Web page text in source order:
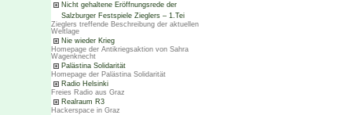
Nicht gehaltene Eröffnungsrede der
Salzburger Festspiele Zieglers – 1.Tei
Zieglers treffende Beschreibung der aktuellen
Weltlage
Nie wieder Krieg
Homepage der Antikriegsaktion von Sahra
Wagenknecht
Palästina Solidarität
Homepage der Palästina Solidarität
Radio Helsinki
Freies Radio aus Graz
Realraum R3
Hackerspace in Graz